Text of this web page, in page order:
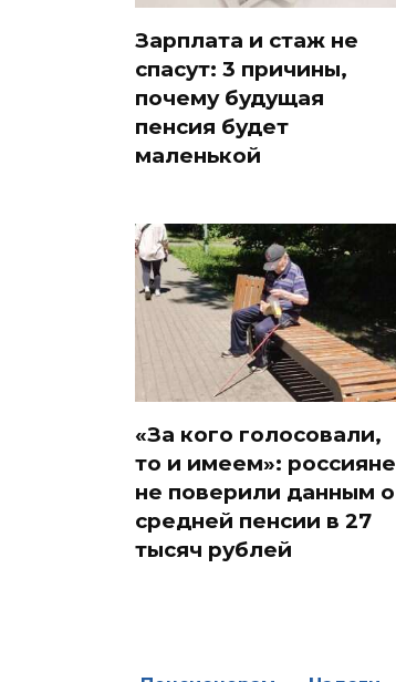
Зарплата и стаж не
спасут: 3 причины,
почему будущая
пенсия будет
маленькой
«За кого голосовали,
то и имеем»: россияне
не поверили данным о
средней пенсии в 27
тысяч рублей